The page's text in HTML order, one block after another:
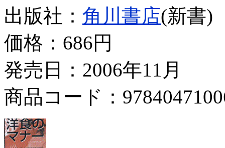
出版社： 角川書店(新書)
価格： 686円
発売日：2006年11月
商品コード：